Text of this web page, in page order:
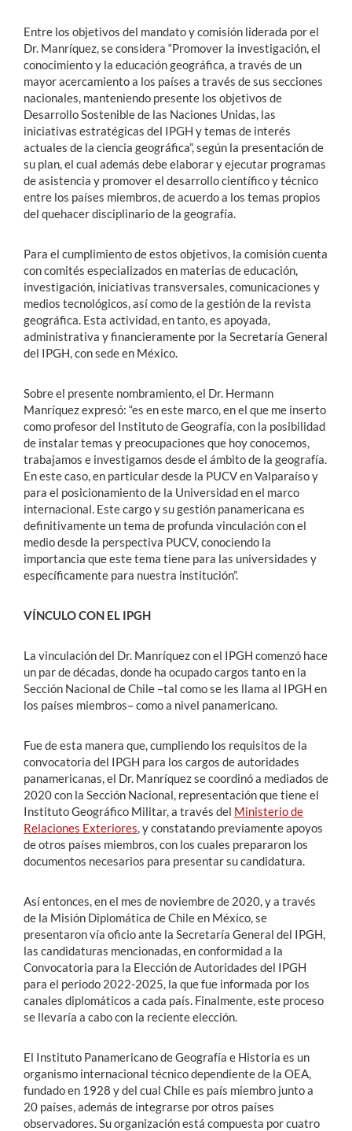
Entre los objetivos del mandato y comisión liderada por el
Dr. Manríquez, se considera “Promover la investigación, el
conocimiento y la educación geográfica, a través de un
mayor acercamiento a los países a través de sus secciones
nacionales, manteniendo presente los objetivos de
Desarrollo Sostenible de las Naciones Unidas, las
iniciativas estratégicas del IPGH y temas de interés
actuales de la ciencia geográfica”, según la presentación de
su plan, el cual además debe elaborar y ejecutar programas
de asistencia y promover el desarrollo científico y técnico
entre los países miembros, de acuerdo a los temas propios
del quehacer disciplinario de la geografía.
Para el cumplimiento de estos objetivos, la comisión cuenta
con comités especializados en materias de educación,
investigación, iniciativas transversales, comunicaciones y
medios tecnológicos, así como de la gestión de la revista
geográfica. Esta actividad, en tanto, es apoyada,
administrativa y financieramente por la Secretaría General
del IPGH, con sede en México.
Sobre el presente nombramiento, el Dr. Hermann
Manríquez expresó: “es en este marco, en el que me inserto
como profesor del Instituto de Geografía, con la posibilidad
de instalar temas y preocupaciones que hoy conocemos,
trabajamos e investigamos desde el ámbito de la geografía.
En este caso, en particular desde la PUCV en Valparaíso y
para el posicionamiento de la Universidad en el marco
internacional. Este cargo y su gestión panamericana es
definitivamente un tema de profunda vinculación con el
medio desde la perspectiva PUCV, conociendo la
importancia que este tema tiene para las universidades y
específicamente para nuestra institución”.
VÍNCULO CON EL IPGH
La vinculación del Dr. Manríquez con el IPGH comenzó hace
un par de décadas, donde ha ocupado cargos tanto en la
Sección Nacional de Chile –tal como se les llama al IPGH en
los países miembros– como a nivel panamericano.
Fue de esta manera que, cumpliendo los requisitos de la
convocatoria del IPGH para los cargos de autoridades
panamericanas, el Dr. Manríquez se coordinó a mediados de
2020 con la Sección Nacional, representación que tiene el
Instituto Geográfico Militar, a través del Ministerio de
Relaciones Exteriores, y constatando previamente apoyos
de otros países miembros, con los cuales prepararon los
documentos necesarios para presentar su candidatura.
Así entonces, en el mes de noviembre de 2020, y a través
de la Misión Diplomática de Chile en México, se
presentaron vía oficio ante la Secretaría General del IPGH,
las candidaturas mencionadas, en conformidad a la
Convocatoria para la Elección de Autoridades del IPGH
para el periodo 2022-2025, la que fue informada por los
canales diplomáticos a cada país. Finalmente, este proceso
se llevaría a cabo con la reciente elección.
El Instituto Panamericano de Geografía e Historia es un
organismo internacional técnico dependiente de la OEA,
fundado en 1928 y del cual Chile es país miembro junto a
20 países, además de integrarse por otros países
observadores. Su organización está compuesta por cuatro